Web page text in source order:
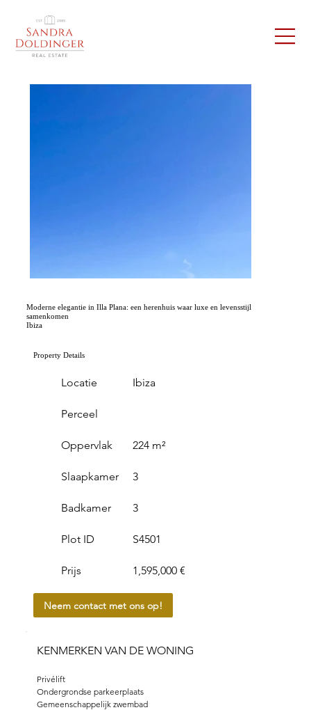
Moderne elegantie in Illa Plana: een herenhuis waar luxe en levensstijl
samenkomen
Ibiza
Property Details
Locatie
Perceel
Oppervlak
Ibiza
224 m²
Slaapkamer
Badkamer
3
3
Plot ID
Prijs
S4501
1,595,000 €
Neem contact met ons op!
KENMERKEN VAN DE WONING
Privélift
Ondergrondse parkeerplaats
Gemeenschappelijk zwembad